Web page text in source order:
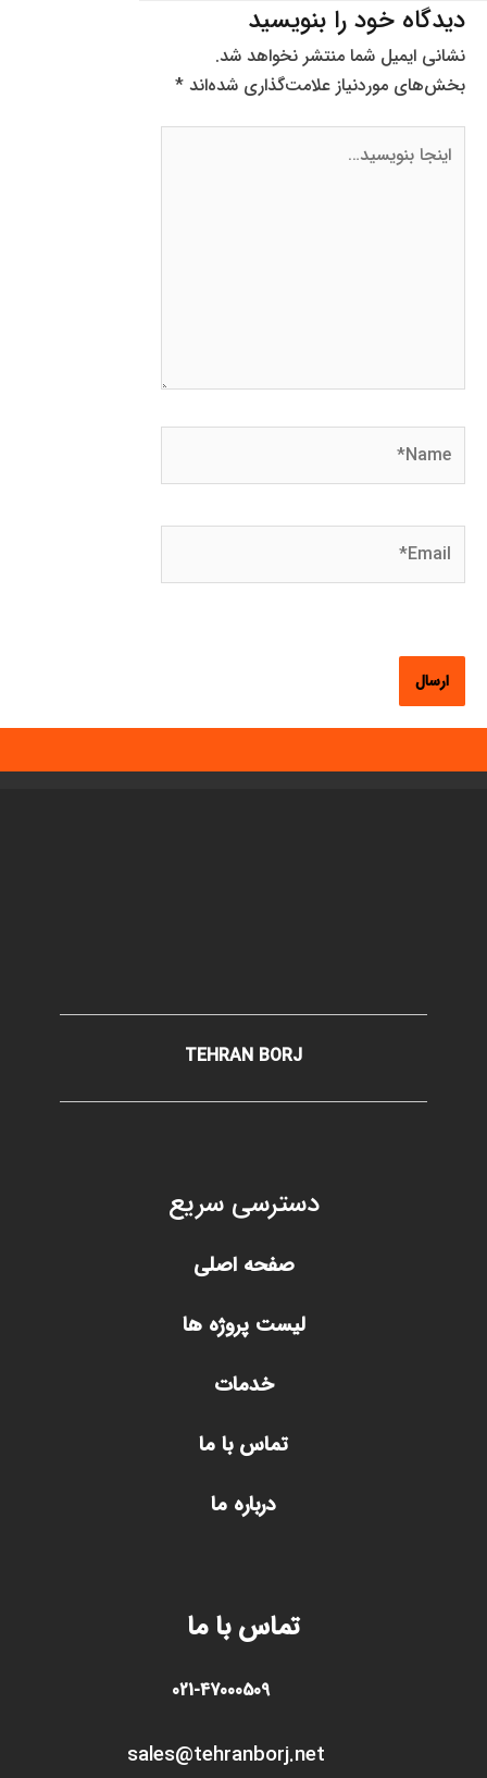
دیدگاه‌ خود را بنویسید
نشانی ایمیل شما منتشر نخواهد شد.
بخش‌های موردنیاز علامت‌گذاری شده‌اند *
بنویسید…
Email*
TEHRAN BORJ
دسترسی سریع
صفحه اصلی
لیست پروژه ها
خدمات
تماس با ما
درباره ما
تماس با ما
021-47000509
sales@tehranborj.net